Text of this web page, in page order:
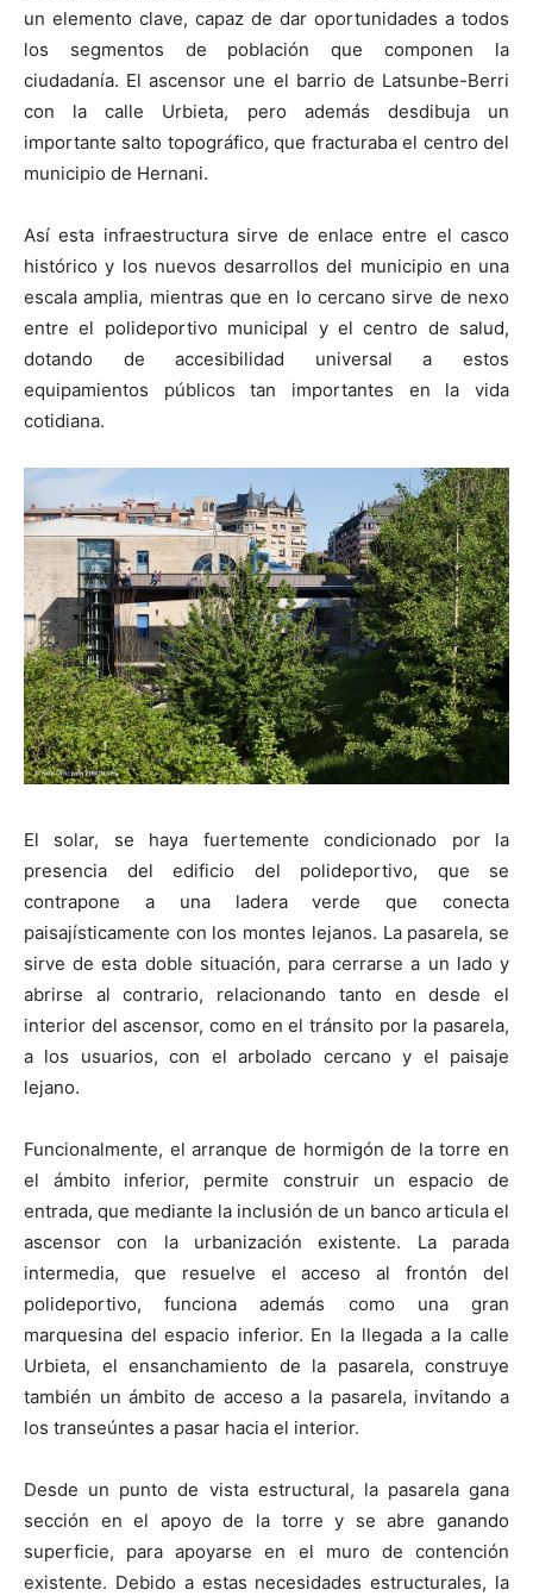
un elemento clave, capaz de dar oportunidades a todos
los segmentos de población que componen la
ciudadanía. El ascensor une el barrio de Latsunbe-Berri
con la calle Urbieta, pero además desdibuja un
importante salto topográfico, que fracturaba el centro del
municipio de Hernani.
Así esta infraestructura sirve de enlace entre el casco
histórico y los nuevos desarrollos del municipio en una
escala amplia, mientras que en lo cercano sirve de nexo
entre el polideportivo municipal y el centro de salud,
dotando de accesibilidad universal a estos
equipamientos públicos tan importantes en la vida
cotidiana.
El solar, se haya fuertemente condicionado por la
presencia del edificio del polideportivo, que se
contrapone a una ladera verde que conecta
paisajísticamente con los montes lejanos. La pasarela, se
sirve de esta doble situación, para cerrarse a un lado y
abrirse al contrario, relacionando tanto en desde el
interior del ascensor, como en el tránsito por la pasarela,
a los usuarios, con el arbolado cercano y el paisaje
lejano.
Funcionalmente, el arranque de hormigón de la torre en
el ámbito inferior, permite construir un espacio de
entrada, que mediante la inclusión de un banco articula el
ascensor con la urbanización existente. La parada
intermedia, que resuelve el acceso al frontón del
polideportivo, funciona además como una gran
marquesina del espacio inferior. En la llegada a la calle
Urbieta, el ensanchamiento de la pasarela, construye
también un ámbito de acceso a la pasarela, invitando a
los transeúntes a pasar hacia el interior.
Desde un punto de vista estructural, la pasarela gana
sección en el apoyo de la torre y se abre ganando
superficie, para apoyarse en el muro de contención
existente. Debido a estas necesidades estructurales, la